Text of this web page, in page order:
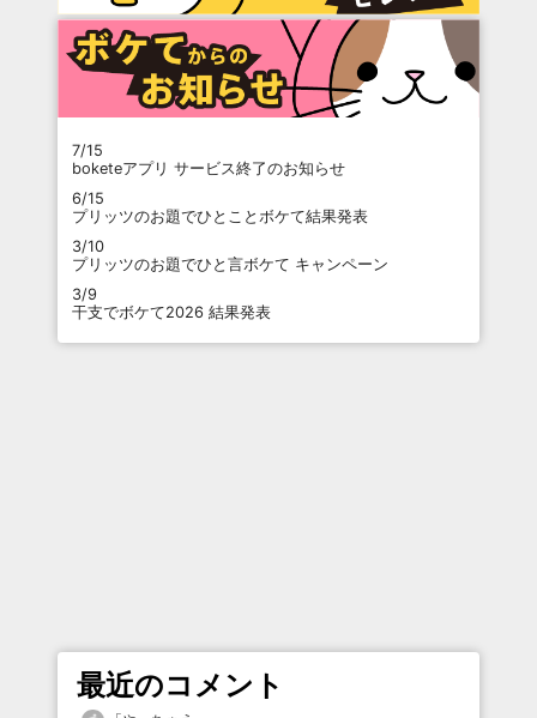
7/15
boketeアプリ サービス終了のお知らせ
6/15
プリッツのお題でひとことボケて結果発表
3/10
プリッツのお題でひと言ボケて キャンペーン
3/9
干支でボケて2026 結果発表
最近のコメント